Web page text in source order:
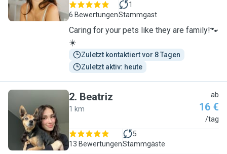
6 Bewertungen
1
Stammgast
Caring for your pets like they are family!🐾
☀️
Zuletzt kontaktiert vor 8 Tagen
Zuletzt aktiv: heute
B
2. Beatriz
1 km
ab
16 €
/tag
13 Bewertungen
5
Stammgäste